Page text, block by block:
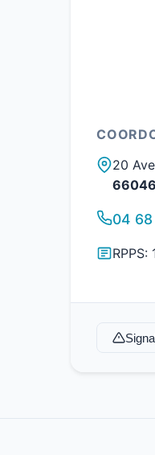
20
04
RPPS: